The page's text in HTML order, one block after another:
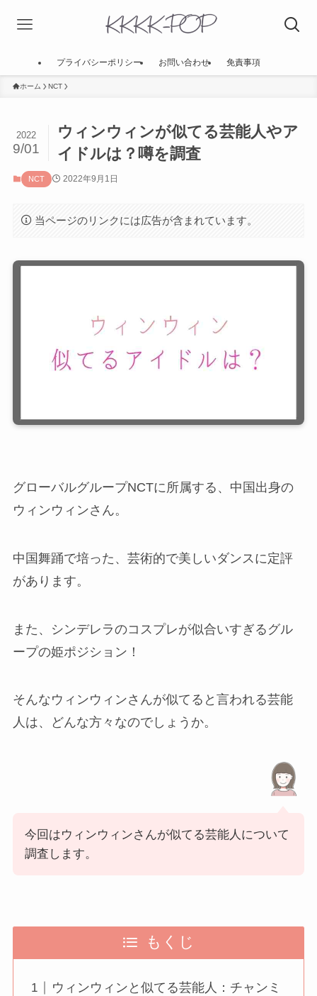
プライバシーポリシー お問い合わせ 免責事項
ホーム NCT
ウィンウィンが似てる芸能人やア
イドルは？噂を調査
2022
9/01
NCT 2022年9月1日
当ページのリンクには広告が含まれています。
グローバルグループNCTに所属する、中国出身の
ウィンウィンさん。
中国舞踊で培った、芸術的で美しいダンスに定評
があります。
また、シンデレラのコスプレが似合いすぎるグル
ープの姫ポジション！
そんなウィンウィンさんが似てると言われる芸能
人は、どんな方々なのでしょうか。
今回はウィンウィンさんが似てる芸能人について
調査します。
もくじ
ウィンウィンと似てる芸能人：チャンミ